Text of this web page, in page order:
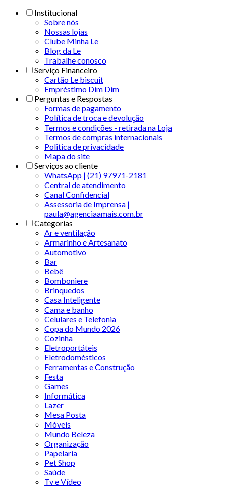
Institucional
Sobre nós
Nossas lojas
Clube Minha Le
Blog da Le
Trabalhe conosco
Serviço Financeiro
Cartão Le biscuit
Empréstimo Dim Dim
Perguntas e Respostas
Formas de pagamento
Política de troca e devolução
Termos e condições - retirada na Loja
Termos de compras internacionais
Politica de privacidade
Mapa do site
Serviços ao cliente
WhatsApp | (21) 97971-2181
Central de atendimento
Canal Confidencial
Assessoria de Imprensa |
paula@agenciaamais.com.br
Categorias
Ar e ventilação
Armarinho e Artesanato
Automotivo
Bar
Bebê
Bomboniere
Brinquedos
Casa Inteligente
Cama e banho
Celulares e Telefonia
Copa do Mundo 2026
Cozinha
Eletroportáteis
Eletrodomésticos
Ferramentas e Construção
Festa
Games
Informática
Lazer
Mesa Posta
Móveis
Mundo Beleza
Organização
Papelaria
Pet Shop
Saúde
Tv e Vídeo